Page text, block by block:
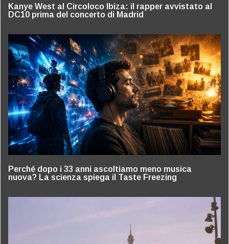
Kanye West al Circoloco Ibiza: il rapper avvistato al
DC10 prima del concerto di Madrid
Perché dopo i 33 anni ascoltiamo meno musica
nuova? La scienza spiega il Taste Freezing